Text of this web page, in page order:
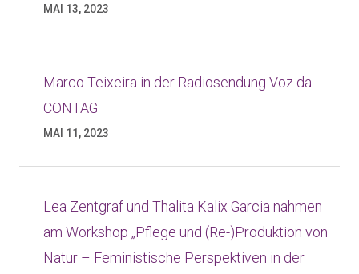
MAI 13, 2023
Marco Teixeira in der Radiosendung Voz da
CONTAG
MAI 11, 2023
Lea Zentgraf und Thalita Kalix Garcia nahmen
am Workshop „Pflege und (Re-)Produktion von
Natur – Feministische Perspektiven in der